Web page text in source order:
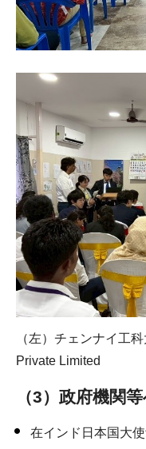
（左）チェンナイ工
Private Limited
（3）政府機関
在インド日本国大